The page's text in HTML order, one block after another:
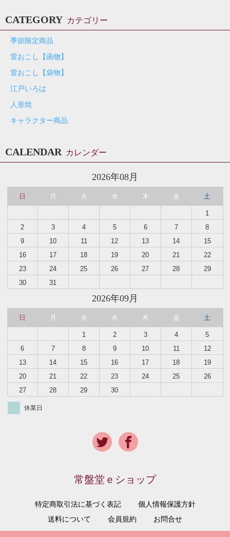
CATEGORY カテゴリー
季節限定商品
雷おこし【函物】
雷おこし【袋物】
江戸いろは
人形焼
キャラクター商品
CALENDAR カレンダー
2026年08月
日 月 火 水 木 金 土
1
2
3 4 5 6 7
8
9
10 11 12 13 14
15
16
17 18 19 20 21
22
23
24 25 26 27 28
29
30
31
2026年09月
日 月 火 水 木 金 土
1 2 3 4
5
6
7 8 9 10 11
12
13
14 15 16 17 18
19
20
21 22 23 24 25
26
27
28 29 30
休業日
常盤堂ｅショップ
特定商取引法に基づく表記
個人情報保護方針
送料について
会員規約 お問合せ